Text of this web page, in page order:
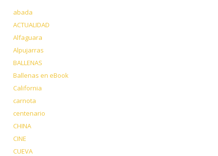
abada
ACTUALIDAD
Alfaguara
Alpujarras
BALLENAS
Ballenas en eBook
California
carnota
centenario
CHINA
CINE
CUEVA